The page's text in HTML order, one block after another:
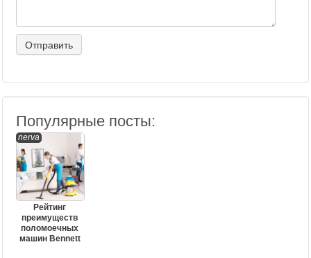
Популярные посты:
nerva
Рейтинг
преимуществ
поломоечных
машин Bennett